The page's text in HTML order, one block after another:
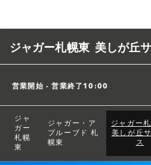
ジャガー札幌東 美しが丘
営業開始 - 営業終了10:00
ジャ
ガー
札幌
東
ジャガー・ア
プルーブド 札
幌東
ジャガー
美しが丘
ス